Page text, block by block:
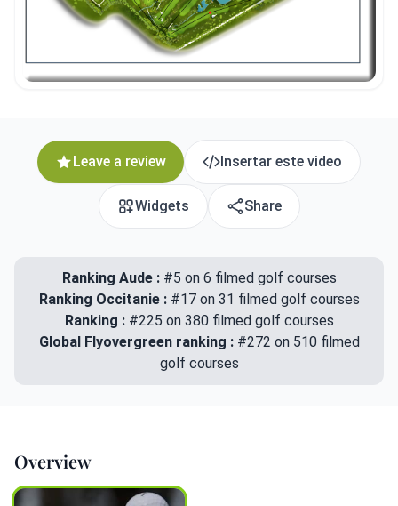
Leave a review Insertar este video
Widgets Share
Ranking Aude :#5 on 6 filmed golf courses
Ranking Occitanie : #17 on 31 filmed golf courses
Ranking : #225 on 380 filmed golf courses
Global Flyovergreen ranking : #272 on 510 filmed
golf courses
Overview